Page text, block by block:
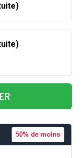
50% de moins